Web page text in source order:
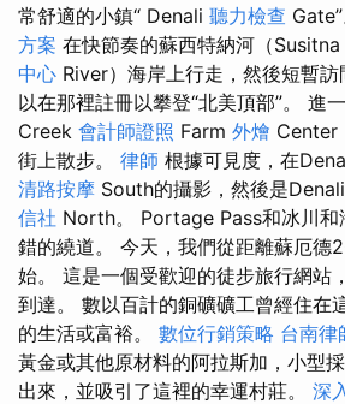
常舒適的小鎮“ Denali 聽力檢查 Gate”
方案 在快節奏的蘇西特納河（Susitna
中心 River）海岸上行走，然後短暫
以在那裡註冊以攀登“北美頂部”。 進
Creek 會計師證照 Farm 外燴 Center
街上散步。 律師 根據可見度，在
清路按摩 South的攝影，然後是
信社 North。 Portage Pass和冰川和
錯的繞道。 今天，我們從距離蘇厄德
始。 這是一個受歡迎的徒步旅行網站
到達。 數以百計的銅礦礦工曾經住在
的生活或富裕。 數位行銷策略 台南律
黃金或其他原材料的阿拉斯加，小型
出來，並吸引了這裡的幸運村莊。 深